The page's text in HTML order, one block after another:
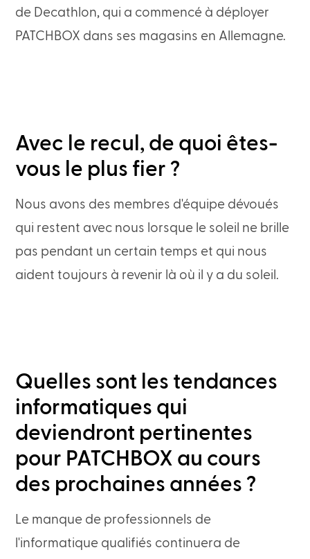
de Decathlon, qui a commencé à déployer
PATCHBOX dans ses magasins en Allemagne.
Avec le recul, de quoi êtes-
vous le plus fier ?
Nous avons des membres d'équipe dévoués
qui restent avec nous lorsque le soleil ne brille
pas pendant un certain temps et qui nous
aident toujours à revenir là où il y a du soleil.
Quelles sont les tendances
informatiques qui
deviendront pertinentes
pour PATCHBOX au cours
des prochaines années ?
Le manque de professionnels de
l'informatique qualifiés continuera de